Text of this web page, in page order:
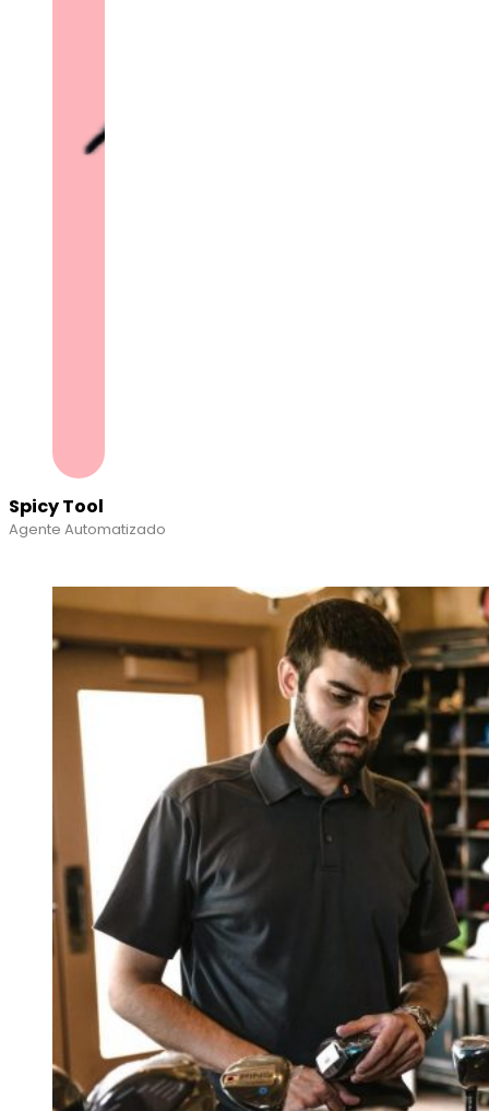
Spicy Tool
Agente Automatizado